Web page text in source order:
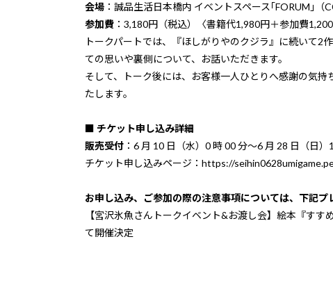
会場 ： 誠品生活日本橋内 イベントスペース｢FORUM｣（
参加費 ：3,180円（税込）〈書籍代1,980円＋参加費1,200
トークパートでは、『ほしがりやのクジラ』に続いて2
ての思いや裏側について、お話いただきます。
そして、トーク後には、お客様一人ひとりへ感謝の気
たします。
■ チケット申し込み詳細
販売受付 ：6 月 10 日（水）0 時 00 分～6 月 28 日（日
チケット申し込みページ： https://
お申し込み、ご参加の際の注意事項については、下記プ
【宮沢氷魚さんトークイベント&お渡し会】絵本『す
て開催決定